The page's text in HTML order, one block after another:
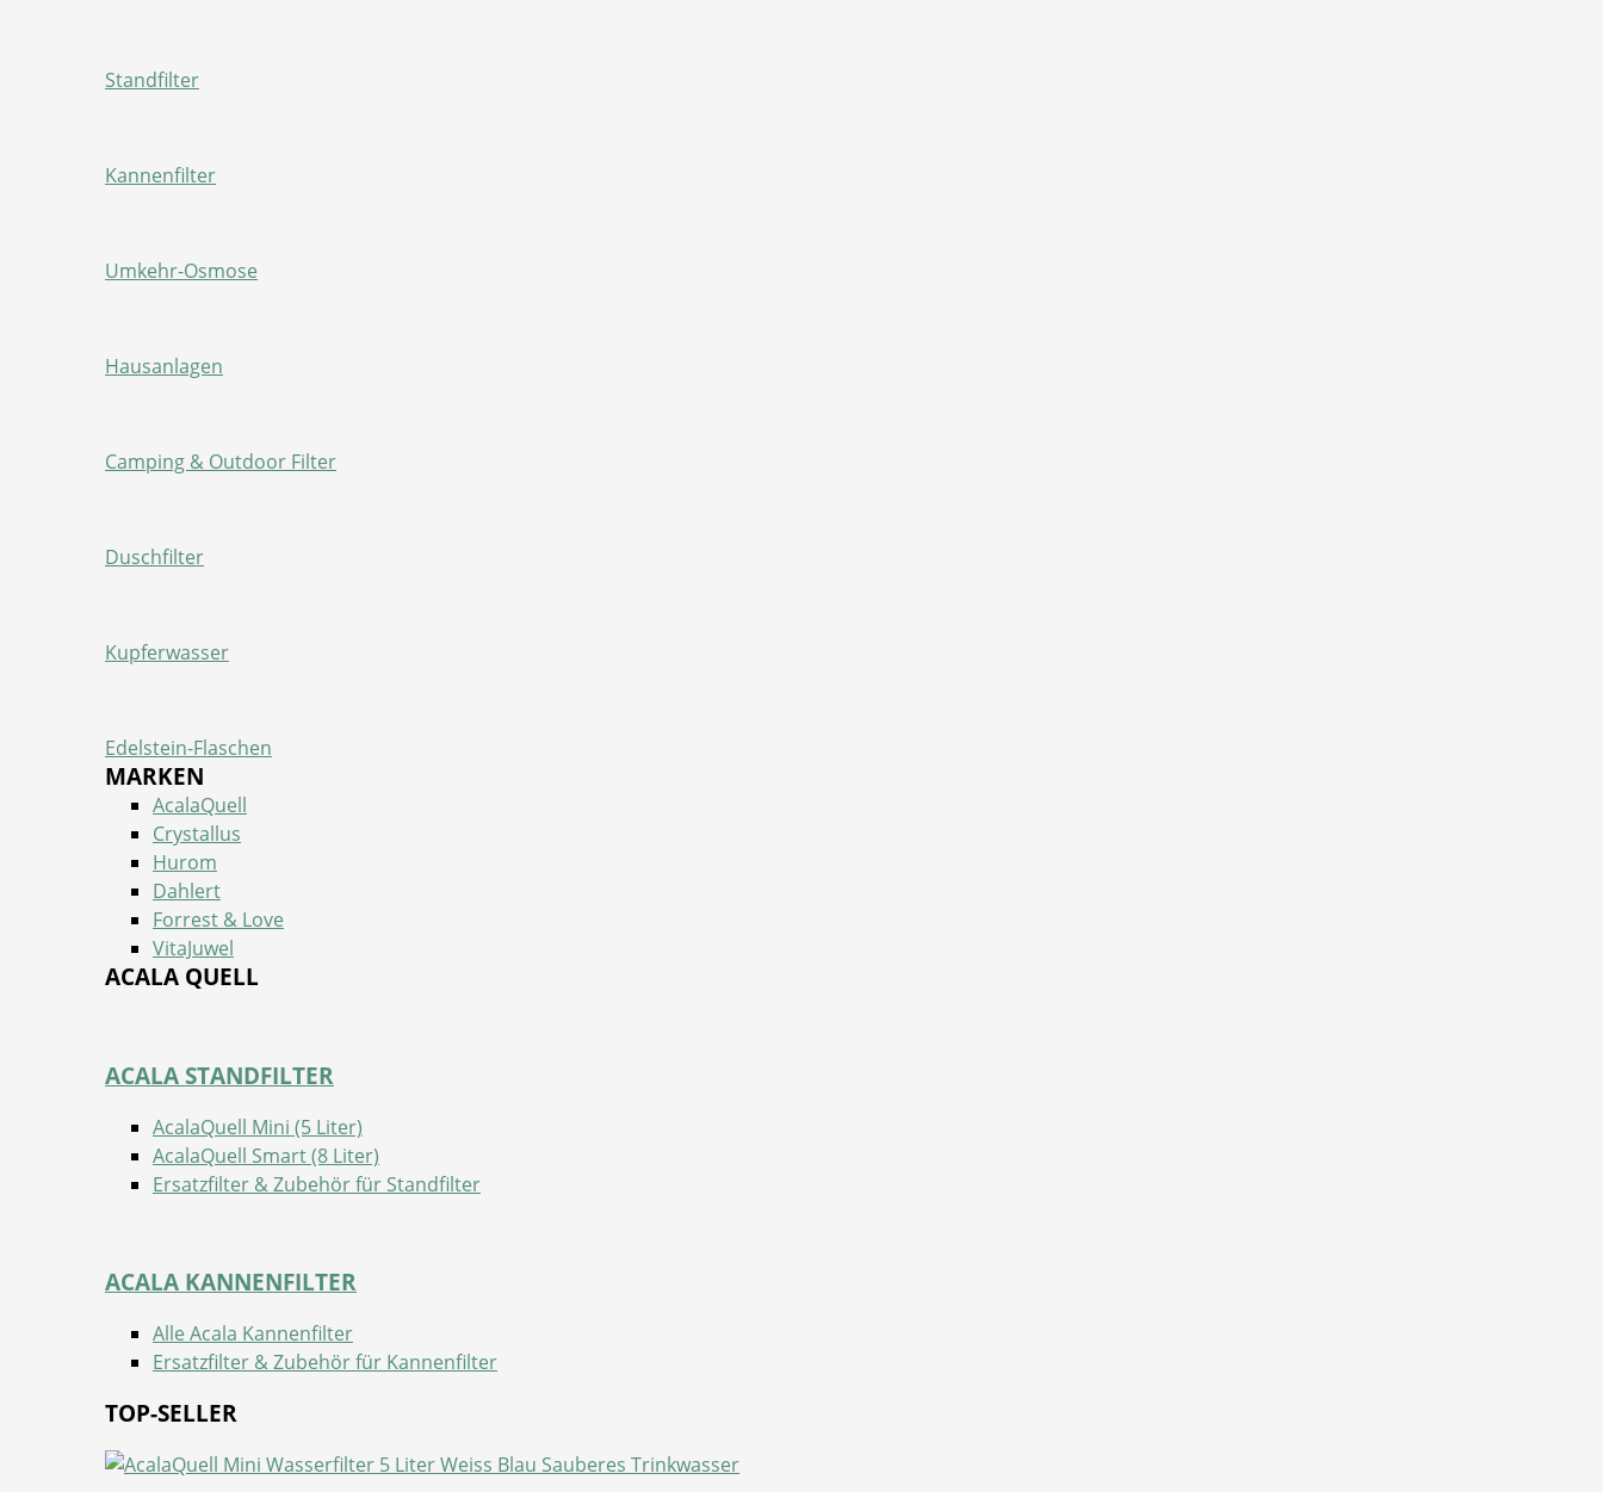
Standfilter
Kannenfilter
Umkehr-Osmose
Hausanlagen
Camping & Outdoor Filter
Duschfilter
Kupferwasser
Edelstein-Flaschen
MARKEN
AcalaQuell
Crystallus
Hurom
Dahlert
Forrest & Love
VitaJuwel
ACALA QUELL
ACALA STANDFILTER
AcalaQuell Mini (5 Liter)
AcalaQuell Smart (8 Liter)
Ersatzfilter & Zubehör für Standfilter
ACALA KANNENFILTER
Alle Acala Kannenfilter
Ersatzfilter & Zubehör für Kannenfilter
TOP-SELLER